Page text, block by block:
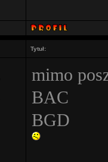
Tytuł:
mimo
BAC
BGD